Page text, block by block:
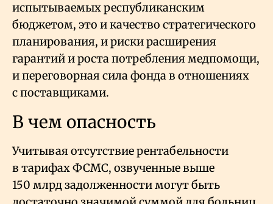
испытываемых республиканским
бюджетом, это и качество стратегического
планирования, и риски расширения
гарантий и роста потребления медпомощи,
и переговорная сила фонда в отношениях
с поставщиками.
В чем опасность
Учитывая отсутствие рентабельности
в тарифах ФСМС, озвученные выше
150 млрд задолженности могут быть